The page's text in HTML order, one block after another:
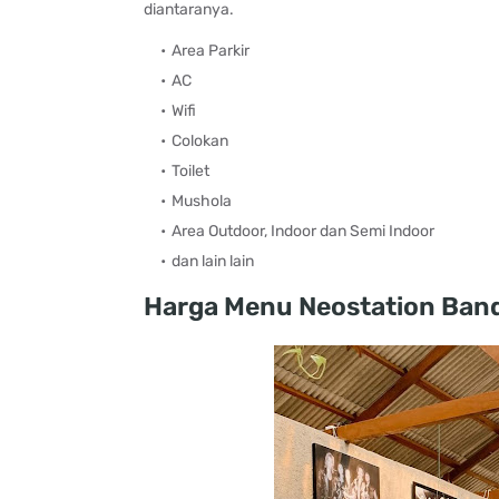
diantaranya.
Area Parkir
AC
Wifi
Colokan
Toilet
Mushola
Area Outdoor, Indoor dan Semi Indoor
dan lain lain
Harga Menu Neostation